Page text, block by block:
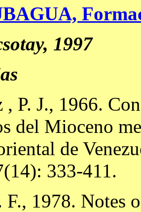
1997
, P. J., 1966.
del Mioceno
de
333-411.
F., 1978. Notes